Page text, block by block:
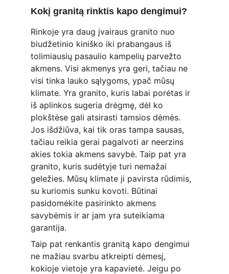
Kokį granitą rinktis kapo dengimui?
Rinkoje yra daug įvairaus granito nuo
biudžetinio kiniško iki prabangaus iš
tolimiausių pasaulio kampelių parvežto
akmens. Visi akmenys yra geri, tačiau ne
visi tinka lauko sąlygoms, ypač mūsų
klimate. Yra granito, kuris labai porėtas ir
iš aplinkos sugeria drėgmę, dėl ko
plokštėse gali atsirasti tamsios dėmės.
Jos išdžiūva, kai tik oras tampa sausas,
tačiau reikia gerai pagalvoti ar neerzins
akies tokia akmens savybė. Taip pat yra
granito, kuris sudėtyje turi nemažai
geležies. Mūsų klimate ji pavirsta rūdimis,
su kuriomis sunku kovoti. Būtinai
pasidomėkite pasirinkto akmens
savybėmis ir ar jam yra suteikiama
garantija.
Taip pat renkantis granitą kapo dengimui
ne mažiau svarbu atkreipti dėmesį,
kokioje vietoje yra kapavietė. Jeigu po